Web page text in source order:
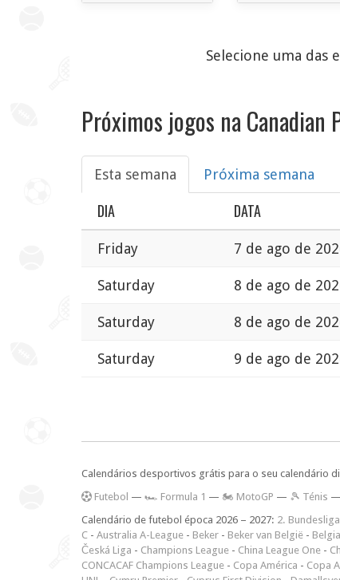
Selecione uma das
Próximos jogos na Canadian
Esta semana Próxima semana
DIA DATA
Friday 7 de ago de
Saturday 8 de ago de
Saturday 8 de ago de
Saturday 9 de ago de
Calendários desportivos grátis para o seu calendário
Futebol — 🏎️ Formula 1 — 🏍 MotoGP — 🎾 Ténis —
Calendário de futebol época 2026 – 2027: 2. Bundesliga
C - Australia A-League - Beker - Beker van België -
Česká Liga - Champions League - China League One -
CONCACAF Champions League - Copa América - Copa